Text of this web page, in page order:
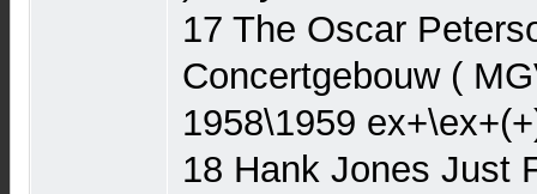
17 The Oscar
Concertgebouw (
1958\1959
18 Hank Jones Just